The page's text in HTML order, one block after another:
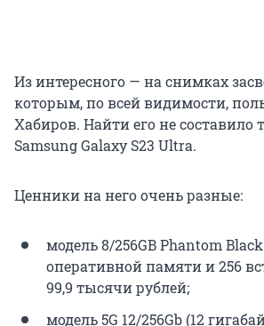
Из интересного — на снимках
которым, по всей видимости,
Хабиров. Найти его не составило
Samsung Galaxy S23 Ultra.
Ценники на него очень разные:
модель 8/256GB Phantom
оперативной памяти и 256
99,9 тысячи рублей;
модель 5G 12/256Gb (12